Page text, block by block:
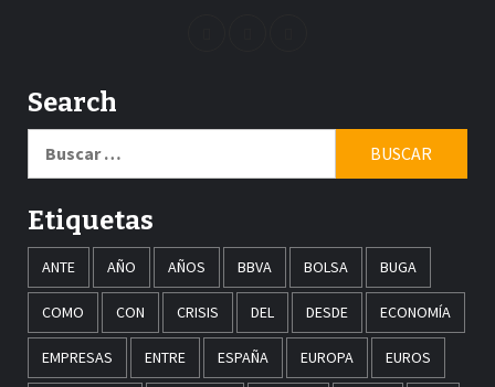
Search
Etiquetas
ANTE AÑO AÑOS BBVA BOLSA BUGA
COMO CON CRISIS DEL DESDE ECONOMÍA
EMPRESAS ENTRE ESPAÑA EUROPA EUROS